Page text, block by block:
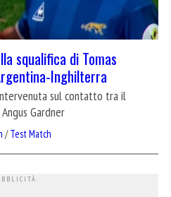
squalifica di Tomas
Inghilterra
sul contatto tra il
Gardner
/Test Match